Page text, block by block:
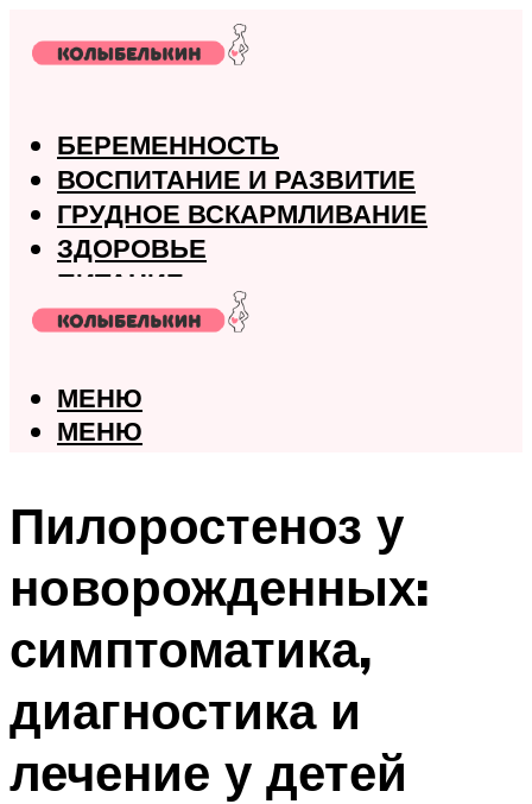
БЕРЕМЕННОСТЬ
ВОСПИТАНИЕ И РАЗВИТИЕ
ГРУДНОЕ ВСКАРМЛИВАНИЕ
ЗДОРОВЬЕ
ПИТАНИЕ
РОДЫ
МЕНЮ
МЕНЮ
Пилоростеноз у
новорожденных:
симптоматика,
диагностика и
лечение у детей